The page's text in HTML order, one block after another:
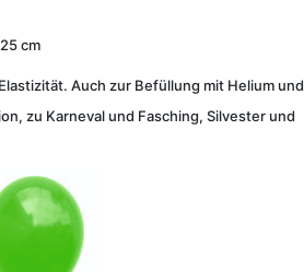
cm
Auch zur Befüllung mit Helium und
zu Karneval und Fasching, Silvester und